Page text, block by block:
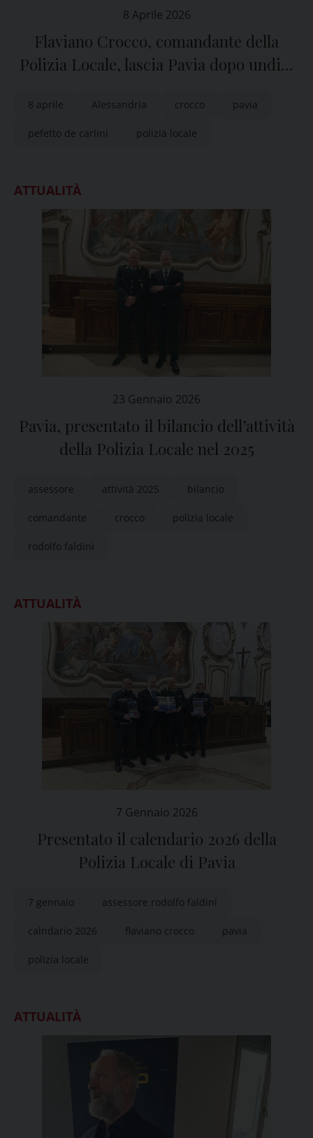
8 Aprile 2026
Flaviano Crocco, comandante della
Polizia Locale, lascia Pavia dopo undici
8 aprile Alessandria crocco pavia
pefetto de carlini polizia locale
ATTUALITÀ
23 Gennaio 2026
Pavia, presentato il bilancio dell’attività
della Polizia Locale nel 2025
assessore attività 2025 bilancio
comandante crocco polizia locale
rodolfo faldini
ATTUALITÀ
7 Gennaio 2026
Presentato il calendario 2026 della
Polizia Locale di Pavia
7 gennaio assessore rodolfo faldini
calndario 2026 flaviano crocco pavia
polizia locale
ATTUALITÀ